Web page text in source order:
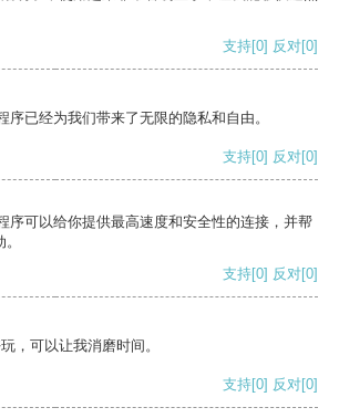
支持[0] 反对[0]
序已经为我们带来了无限的隐私和自由。
支持[0] 反对[0]
序可以给你提供最高速度和安全性的连接，并帮
支持[0] 反对[0]
，可以让我消磨时间。
支持[0] 反对[0]